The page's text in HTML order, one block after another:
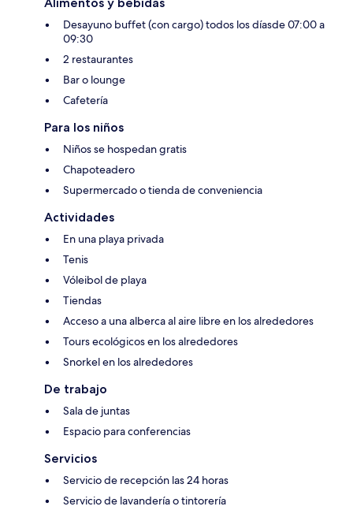
Desayuno buffet (con cargo) todos los díasde 07:00 a
09:30
2 restaurantes
Bar o lounge
Cafetería
Para los niños
Niños se hospedan gratis
Chapoteadero
Supermercado o tienda de conveniencia
Actividades
En una playa privada
Tenis
Vóleibol de playa
Tiendas
Acceso a una alberca al aire libre en los alrededores
Tours ecológicos en los alrededores
Snorkel en los alrededores
De trabajo
Sala de juntas
Espacio para conferencias
Servicios
Servicio de recepción las 24 horas
Servicio de lavandería o tintorería